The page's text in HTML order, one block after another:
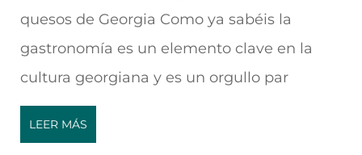
quesos de Georgia Como ya sabéis la
gastronomía es un elemento clave en la
cultura georgiana y es un orgullo par
LEER MÁS